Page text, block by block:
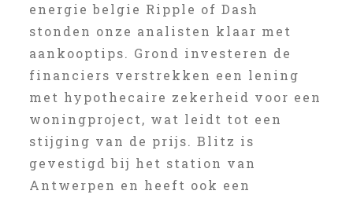
energie belgie Ripple of Dash
stonden onze analisten klaar met
aankooptips. Grond investeren de
financiers verstrekken een lening
met hypothecaire zekerheid voor een
woningproject, wat leidt tot een
stijging van de prijs. Blitz is
gevestigd bij het station van
Antwerpen en heeft ook een